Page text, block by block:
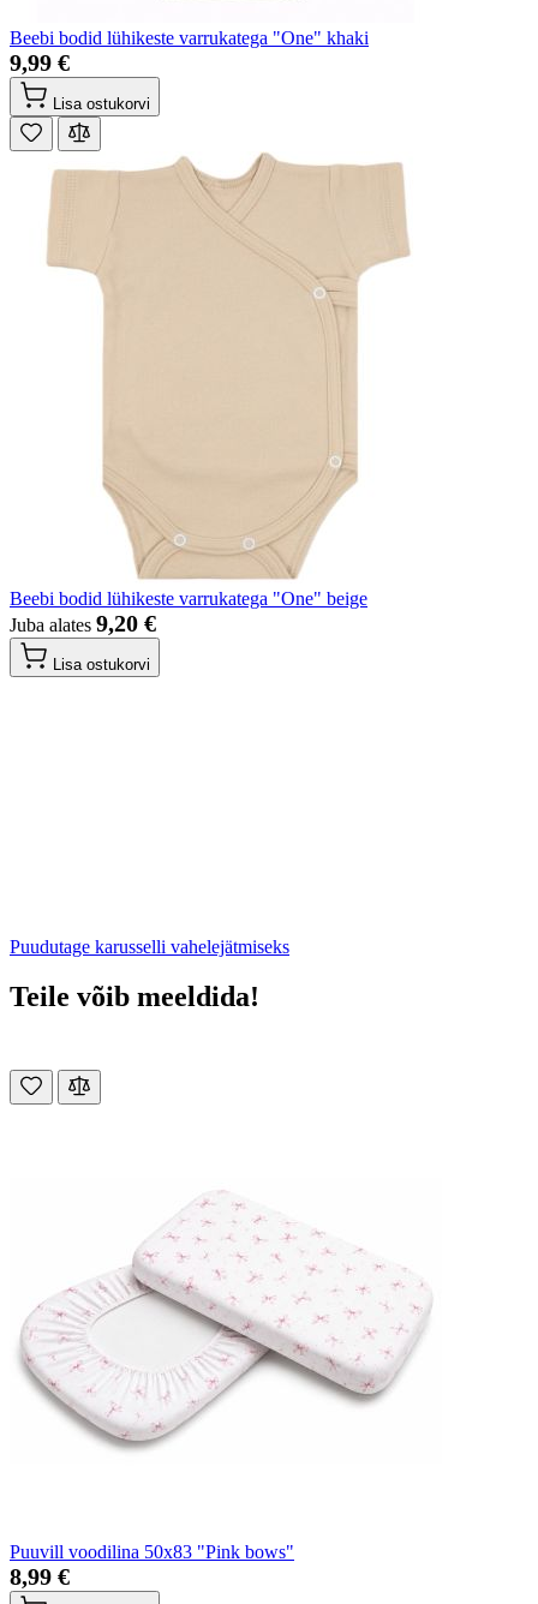
Beebi bodid lühikeste varrukatega "One" khaki
9,99 €
Lisa ostukorvi
Beebi bodid lühikeste varrukatega "One" beige
Juba alates 9,20 €
Lisa ostukorvi
Puudutage karusselli vahelejätmiseks
Teile võib meeldida!
Puuvill voodilina 50x83 "Pink bows"
8,99 €